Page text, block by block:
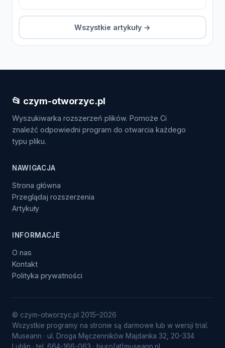
Wszystkie artykuły →
📂 czym-otworzyc.pl
Wyszukiwarka rozszerzeń plików. Pomoże Ci
znaleźć odpowiedni program do otwarcia każdego
typu pliku.
NAWIGACJA
Strona główna
Przeglądaj rozszerzenia
Artykuły
INFORMACJE
O nas
Kontakt
Polityka prywatności
© czym-otworzyc.pl 2015–2026
Wszystkie programy na stronie są darmowe lub w wersji trial.
Museann · ul. Droga Męczenników Majdanka 32, 20-334